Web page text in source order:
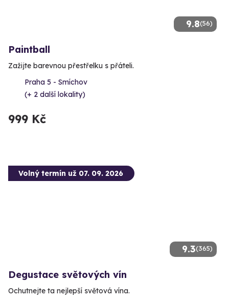
9.8(56)
Paintball
Zažijte barevnou přestřelku s přáteli.
Praha 5 - Smíchov
(+ 2 další lokality)
999 Kč
9.3(365)
Volný termín už 07. 09. 2026
Degustace světových vín
Ochutnejte ta nejlepší světová vína.